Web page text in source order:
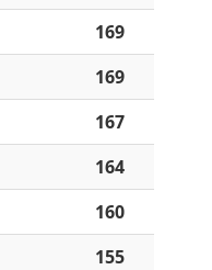
169
169
167
164
160
155